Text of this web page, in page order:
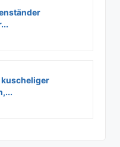
kuscheliger